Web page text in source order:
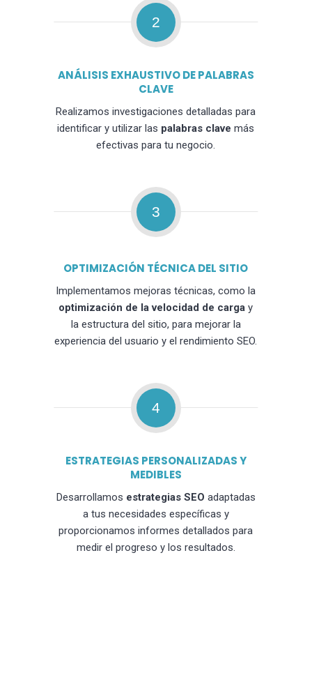
2
ANÁLISIS EXHAUSTIVO DE PALABRAS
CLAVE
Realizamos investigaciones detalladas para
identificar y utilizar las palabras clave más
efectivas para tu negocio.
3
OPTIMIZACIÓN TÉCNICA DEL SITIO
Implementamos mejoras técnicas, como la
optimización de la velocidad de carga y
la estructura del sitio, para mejorar la
experiencia del usuario y el rendimiento SEO.
4
ESTRATEGIAS PERSONALIZADAS Y
MEDIBLES
Desarrollamos estrategias SEO adaptadas
a tus necesidades específicas y
proporcionamos informes detallados para
medir el progreso y los resultados.